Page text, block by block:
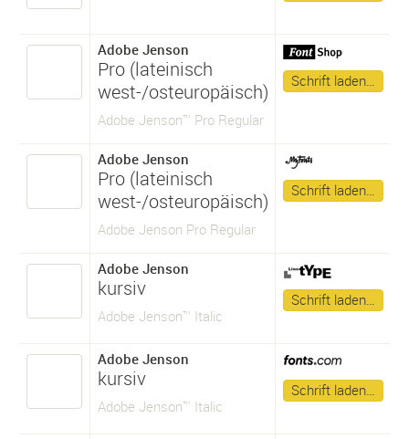
Adobe Jenson
Pro (lateinisch
west-/osteuropäisch)
Adobe Jenson™ Pro Regular
Schrift laden…
Adobe Jenson
Pro (lateinisch
west-/osteuropäisch)
Adobe Jenson Pro Regular
Schrift laden…
Adobe Jenson
kursiv
Adobe Jenson™ Italic
Schrift laden…
Adobe Jenson
kursiv
Adobe Jenson™ Italic
Schrift laden…